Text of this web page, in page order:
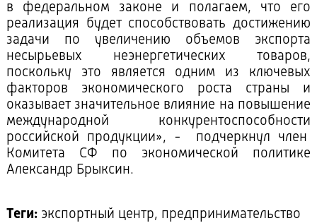
в федеральном законе и полагаем, что его
реализация будет способствовать достижению
задачи по увеличению объемов экспорта
несырьевых неэнергетических товаров,
поскольку это является одним из ключевых
факторов экономического роста страны и
оказывает значительное влияние на повышение
международной конкурентоспособности
российской продукции», - подчеркнул член
Комитета СФ по экономической политике
Александр Брыксин.
Теги:экспортный центр, предпринимательство